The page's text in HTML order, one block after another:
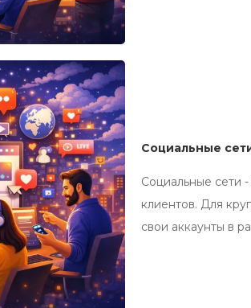
Социальные
Социальные сети
клиентов. Для
свои аккаунты в